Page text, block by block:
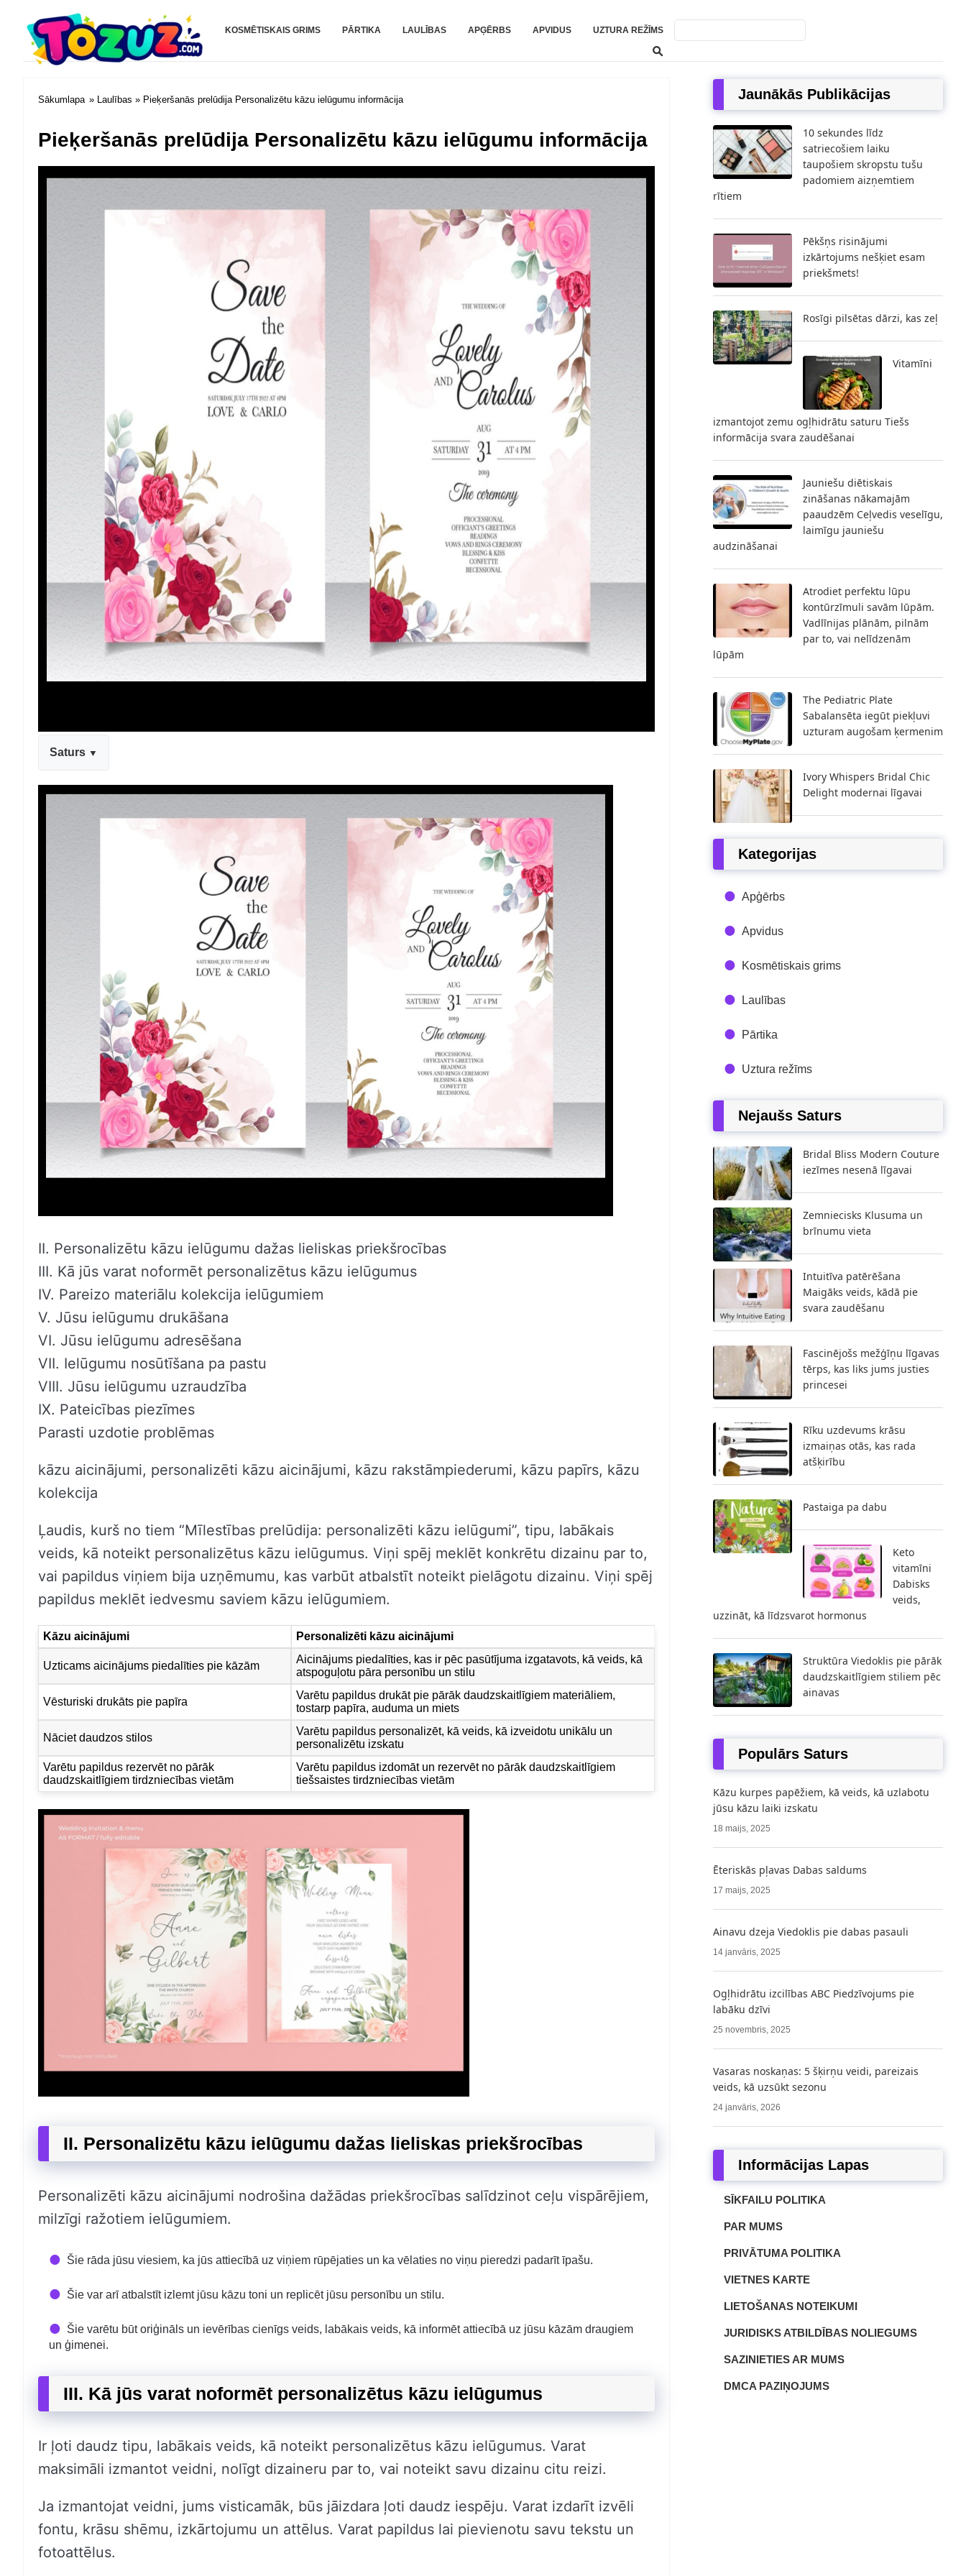
Tozuz.com
KOSMĒTISKAIS GRIMS PĀRTIKA LAULĪBAS APĢĒRBS APVIDUS UZTURA REŽĪMS
Sākumlapa » Laulības » Pieķeršanās prelūdija Personalizētu kāzu ielūgumu informācija
Pieķeršanās prelūdija Personalizētu kāzu ielūgumu informācija
Saturs
II. Personalizētu kāzu ielūgumu dažas lieliskas priekšrocības
III. Kā jūs varat noformēt personalizētus kāzu ielūgumus
IV. Pareizo materiālu kolekcija ielūgumiem
V. Jūsu ielūgumu drukāšana
VI. Jūsu ielūgumu adresēšana
VII. Ielūgumu nosūtīšana pa pastu
VIII. Jūsu ielūgumu uzraudzība
IX. Pateicības piezīmes
Parasti uzdotie problēmas
kāzu aicinājumi, personalizēti kāzu aicinājumi, kāzu rakstāmpiederumi, kāzu papīrs, kāzu
kolekcija
Ļaudis, kurš no tiem “Mīlestības prelūdija: personalizēti kāzu ielūgumi”, tipu, labākais
veids, kā noteikt personalizētus kāzu ielūgumus. Viņi spēj meklēt konkrētu dizainu par to,
vai papildus viņiem bija uzņēmumu, kas varbūt atbalstīt noteikt pielāgotu dizainu. Viņi spēj
papildus meklēt iedvesmu saviem kāzu ielūgumiem.
Kāzu aicinājumi Personalizēti kāzu aicinājumi
Uzticams aicinājums piedalīties pie kāzām
Aicinājums piedalīties, kas ir pēc pasūtījuma izgatavots, kā veids, kā
atspoguļotu pāra personību un stilu
Vēsturiski drukāts pie papīra
Varētu papildus drukāt pie pārāk daudzskaitlīgiem materiāliem,
tostarp papīra, auduma un miets
Nāciet daudzos stilos
Varētu papildus personalizēt, kā veids, kā izveidotu unikālu un
personalizētu izskatu
Varētu papildus rezervēt no pārāk
daudzskaitlīgiem tirdzniecības vietām
Varētu papildus izdomāt un rezervēt no pārāk daudzskaitlīgiem
tiešsaistes tirdzniecības vietām
II. Personalizētu kāzu ielūgumu dažas lieliskas priekšrocības
Personalizēti kāzu aicinājumi nodrošina dažādas priekšrocības salīdzinot ceļu vispārējiem,
milzīgi ražotiem ielūgumiem.
Šie rāda jūsu viesiem, ka jūs attiecībā uz viņiem rūpējaties un ka vēlaties no viņu pieredzi padarīt īpašu.
Šie var arī atbalstīt izlemt jūsu kāzu toni un replicēt jūsu personību un stilu.
Šie varētu būt oriģināls un ievērības cienīgs veids, labākais veids, kā informēt attiecībā uz jūsu kāzām draugiem
un ģimenei.
III. Kā jūs varat noformēt personalizētus kāzu ielūgumus
Ir ļoti daudz tipu, labākais veids, kā noteikt personalizētus kāzu ielūgumus. Varat
maksimāli izmantot veidni, nolīgt dizaineru par to, vai noteikt savu dizainu citu reizi.
Ja izmantojat veidni, jums visticamāk, būs jāizdara ļoti daudz iespēju. Varat izdarīt izvēli
fontu, krāsu shēmu, izkārtojumu un attēlus. Varat papildus lai pievienotu savu tekstu un
fotoattēlus.
Jaunākās Publikācijas
10 sekundes līdz
satriecošiem laiku
taupošiem skropstu tušu
padomiem aizņemtiem
rītiem
Pēkšņs risinājumi
izkārtojums nešķiet esam
priekšmets!
Rosīgi pilsētas dārzi, kas zeļ
Vitamīni
izmantojot zemu ogļhidrātu saturu Tiešs
informācija svara zaudēšanai
Jauniešu diētiskais
zināšanas nākamajām
paaudzēm Ceļvedis veselīgu,
laimīgu jauniešu
audzināšanai
Atrodiet perfektu lūpu
kontūrzīmuli savām lūpām.
Vadlīnijas plānām, pilnām
par to, vai nelīdzenām
lūpām
The Pediatric Plate
Sabalansēta iegūt piekļuvi
uzturam augošam ķermenim
Ivory Whispers Bridal Chic
Delight modernai līgavai
Kategorijas
Apģērbs
Apvidus
Kosmētiskais grims
Laulības
Pārtika
Uztura režīms
Nejaušs Saturs
Bridal Bliss Modern Couture
iezīmes nesenā līgavai
Zemniecisks Klusuma un
brīnumu vieta
Intuitīva patērēšana
Maigāks veids, kādā pie
svara zaudēšanu
Fascinējošs mežģīņu līgavas
tērps, kas liks jums justies
princesei
Rīku uzdevums krāsu
izmaiņas otās, kas rada
atšķirību
Pastaiga pa dabu
Keto
vitamīni
Dabisks
veids,
uzzināt, kā līdzsvarot hormonus
Struktūra Viedoklis pie pārāk
daudzskaitlīgiem stiliem pēc
ainavas
Populārs Saturs
Kāzu kurpes papēžiem, kā veids, kā uzlabotu
jūsu kāzu laiki izskatu
18 maijs, 2025
Ēteriskās pļavas Dabas saldums
17 maijs, 2025
Ainavu dzeja Viedoklis pie dabas pasauli
14 janvāris, 2025
Ogļhidrātu izcilības ABC Piedzīvojums pie
labāku dzīvi
25 novembris, 2025
Vasaras noskaņas: 5 šķirņu veidi, pareizais
veids, kā uzsūkt sezonu
24 janvāris, 2026
Informācijas Lapas
SĪKFAILU POLITIKA
PAR MUMS
PRIVĀTUMA POLITIKA
VIETNES KARTE
LIETOŠANAS NOTEIKUMI
JURIDISKS ATBILDĪBAS NOLIEGUMS
SAZINIETIES AR MUMS
DMCA PAZIŅOJUMS